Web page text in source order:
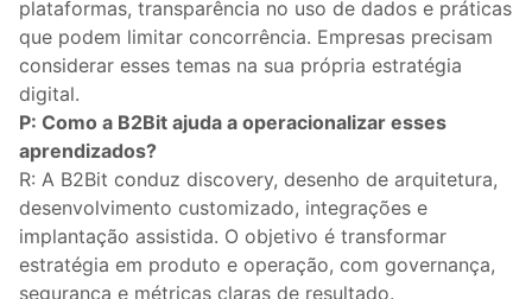
plataformas, transparência no uso de dados e práticas
que podem limitar concorrência. Empresas precisam
considerar esses temas na sua própria estratégia
digital.
P: Como a B2Bit ajuda a operacionalizar esses
aprendizados?
R: A B2Bit conduz discovery, desenho de arquitetura,
desenvolvimento customizado, integrações e
implantação assistida. O objetivo é transformar
estratégia em produto e operação, com governança,
segurança e métricas claras de resultado.